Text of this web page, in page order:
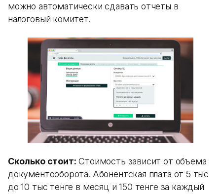
можно автоматически сдавать отчеты в
налоговый комитет.
Сколько стоит: Стоимость зависит от объема
документооборота. Абонентская плата от 5 тыс
до 10 тыс тенге в месяц и 150 тенге за каждый